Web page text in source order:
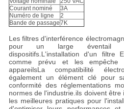
Courant nominé
3A
Numéro de ligne
2
Bande de passage7K
Les filtres d'interférence
pour un large éventail
dispositifs.L'installation d'un filtre
comme prévu et les empêche
appareilsLa compatibilité
également un élément clé pour
conformité des réglementations
normes de l'industrie.ils doivent être
les meilleures pratiques pour